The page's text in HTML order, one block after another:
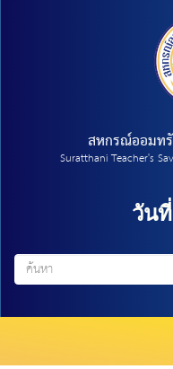
สหกรณ์ออมท
Suratthani Teacher's
วันที่เ